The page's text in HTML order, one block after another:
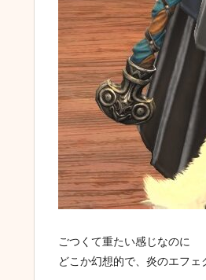
ごつくて重たい感じなのに
どこか幻想的で、炎のエフェ